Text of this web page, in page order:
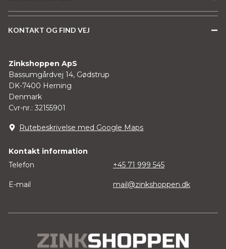
KONTAKT OG FIND VEJ
Zinkshoppen ApS
Bassumgårdvej 14, Gødstrup
DK-7400 Herning
Denmark
Cvr-nr.: 32155901
Rutebeskrivelse med Google Maps
Kontakt information
Telefon
E-mail
+45 71 999 545
mail@zinkshoppen.dk